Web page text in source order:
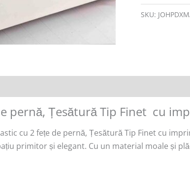
SKU:
pernă, Țesătură Tip Finet cu
cu 2 fețe de pernă, Țesătură Tip Finet cu
primitor și elegant. Cu un material moale și